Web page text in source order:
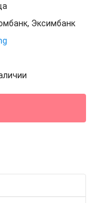
Эксимбанк